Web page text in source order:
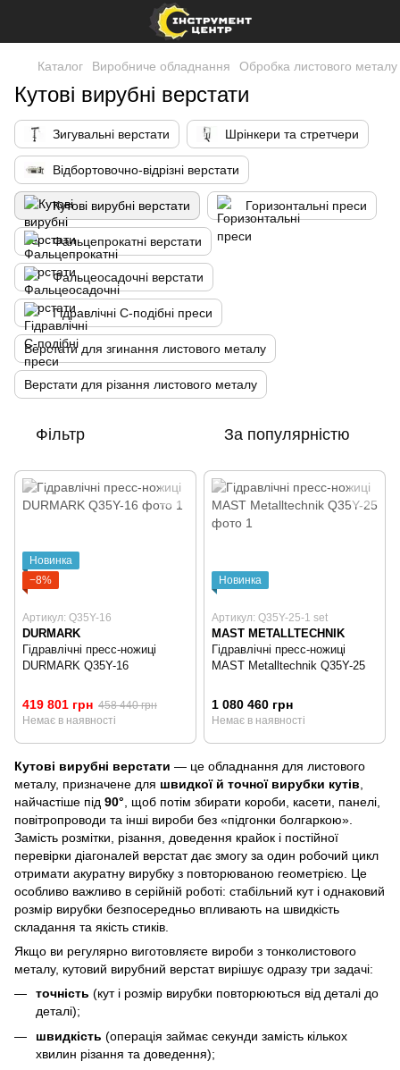
Каталог Виробниче обладнання Обробка листового металу
Кутові вирубні верстати
Зигувальні верстати Шрінкери та стретчери
Відбортовочно-відрізні верстати
Кутові вирубні верстати Горизонтальні преси
Фальцепрокатні верстати
Фальцеосадочні верстати
Гідравлічні С-подібні преси
Верстати для згинання листового металу
Верстати для різання листового металу
Фільтр За популярністю
Новинка
−8%
Артикул: Q35Y-16
DURMARK
Гідравлічні пресс-ножиці
DURMARK Q35Y-16
419 801 грн 458 440 грн
Немає в наявності
Новинка
Артикул: Q35Y-25-1 set
MAST METALLTECHNIK
Гідравлічні пресс-ножиці
MAST Metalltechnik Q35Y-25
1 080 460 грн
Немає в наявності
Кутові вирубні верстати — це обладнання для листового
металу, призначене для швидкої й точної вирубки кутів
найчастіше під 90° , щоб потім збирати короби, касети, панелі,
повітропроводи та інші вироби без «підгонки болгаркою».
Замість розмітки, різання, доведення крайок і постійної
перевірки діагоналей верстат дає змогу за один робочий цикл
отримати акуратну вирубку з повторюваною геометрією. Це
особливо важливо в серійній роботі: стабільний кут і однаковий
розмір вирубки безпосередньо впливають на швидкість
складання та якість стиків.
Якщо ви регулярно виготовляєте вироби з тонколистового
металу, кутовий вирубний верстат вирішує одразу три задачі:
точність (кут і розмір вирубки повторюються від деталі до
деталі);
швидкість (операція займає секунди замість кількох
хвилин різання та доведення);